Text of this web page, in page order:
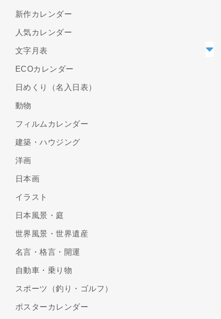
新作カレンダー
人気カレンダー
文字月表
ECOカレンダー
日めくり（名入日表）
動物
フィルムカレンダー
建築・ハウジング
洋画
日本画
イラスト
日本風景・庭
世界風景・世界遺産
名言・格言・開運
自動車・乗り物
スポーツ（釣り・ゴルフ）
ポスターカレンダー